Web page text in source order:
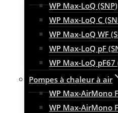
WP Max-LoQ (SNP)
WP Max-LoQ C
WP Max-LoQ WF
WP Max-LoQ pF
WP Max-LoQ pF67
Pompes à chaleur à air
WP Max-AirMono
WP Max-AirMono